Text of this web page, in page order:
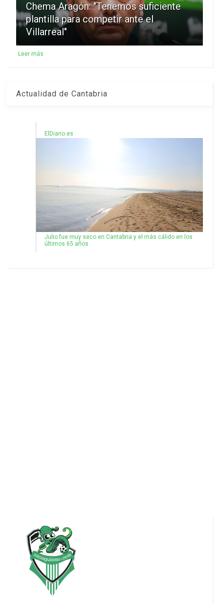
Chema Aragón: "Tenemos suficiente
plantilla para competir ante el
Villarreal"
Leer más
Actualidad de Cantabria
ElDiario.es
Julio fue muy seco en Cantabria y el más cálido en los
últimos 65 años